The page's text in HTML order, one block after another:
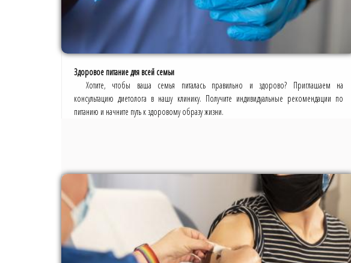
Здоровое питание для всей семьи
Хотите, чтобы ваша семья питалась правильно и здорово? Приглашаем на
консультацию диетолога в нашу клинику. Получите индивидуальные рекомендации по
питанию и начните путь к здоровому образу жизни.